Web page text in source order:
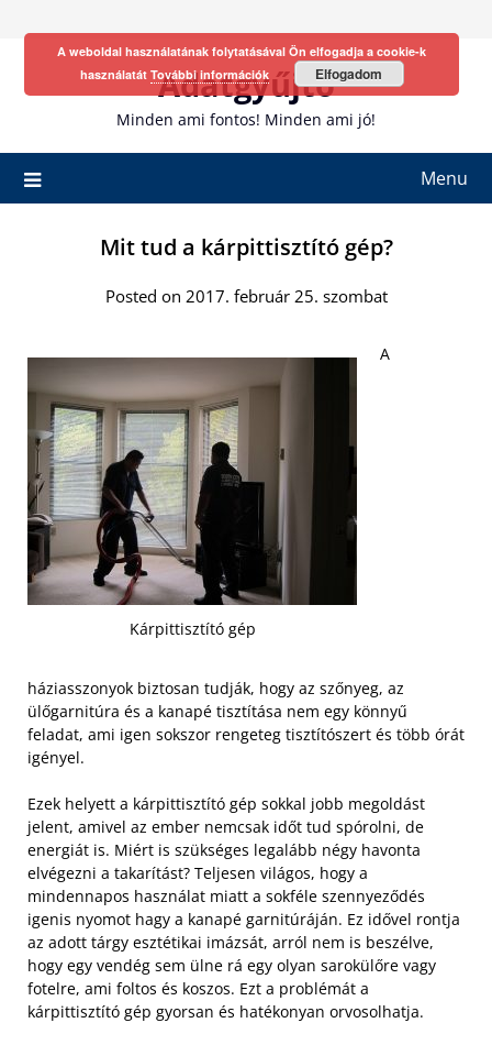
Adatgyűjtő
Minden ami fontos! Minden ami jó!
Menu
Mit tud a kárpittisztító gép?
Posted on 2017. február 25. szombat
Kárpittisztító gép
A
háziasszonyok biztosan tudják, hogy az szőnyeg, az
ülőgarnitúra és a kanapé tisztítása nem egy könnyű
feladat, ami igen sokszor rengeteg tisztítószert és több órát
igényel.
Ezek helyett a kárpittisztító gép sokkal jobb megoldást
jelent, amivel az ember nemcsak időt tud spórolni, de
energiát is. Miért is szükséges legalább négy havonta
elvégezni a takarítást? Teljesen világos, hogy a
mindennapos használat miatt a sokféle szennyeződés
igenis nyomot hagy a kanapé garnitúráján. Ez idővel rontja
az adott tárgy esztétikai imázsát, arról nem is beszélve,
hogy egy vendég sem ülne rá egy olyan sarokülőre vagy
fotelre, ami foltos és koszos. Ezt a problémát a
kárpittisztító gép gyorsan és hatékonyan orvosolhatja.
A weboldal használatának folytatásával Ön elfogadja a cookie-k
használatát További információk Elfogadom